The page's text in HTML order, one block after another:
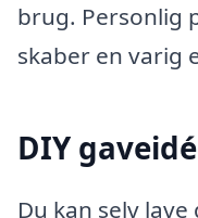
brug. Personlig
skaber en varig
DIY
Du kan selv